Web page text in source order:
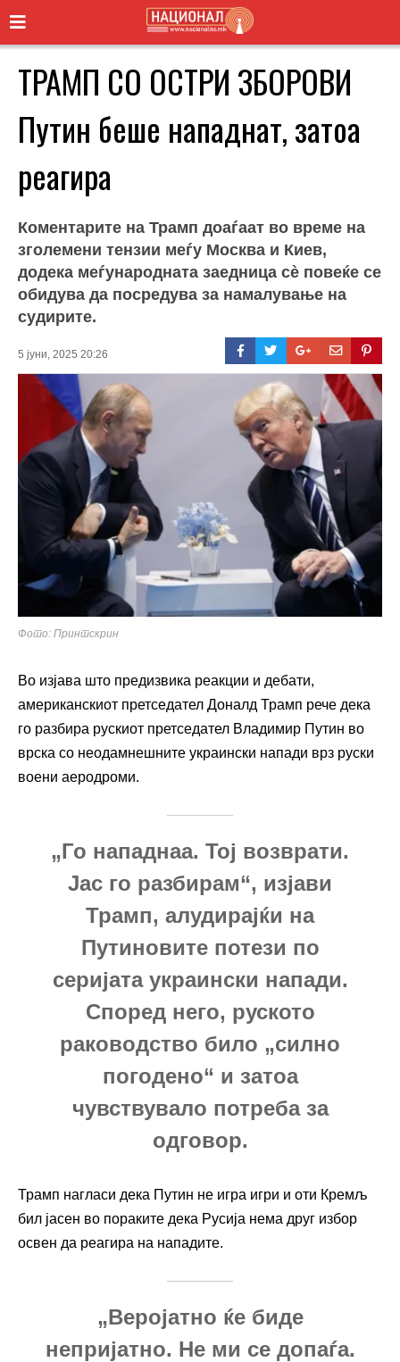
ТРАМП СО ОСТРИ ЗБОРОВИ
Путин беше нападнат, затоа
реагира
Коментарите на Трамп доаѓаат во време на
зголемени тензии меѓу Москва и Киев,
додека меѓународната заедница сè повеќе се
обидува да посредува за намалување на
судирите.
5 јуни, 2025 20:26
Фото: Принтскрин
Во изјава што предизвика реакции и дебати,
американскиот претседател Доналд Трамп рече дека
го разбира рускиот претседател Владимир Путин во
врска со неодамнешните украински напади врз руски
воени аеродроми.
„Го нападнаа. Тој возврати.
Јас го разбирам“, изјави
Трамп, алудирајќи на
Путиновите потези по
серијата украински напади.
Според него, руското
раководство било „силно
погодено“ и затоа
чувствувало потреба за
одговор.
Трамп нагласи дека Путин не игра игри и оти Кремљ
бил јасен во пораките дека Русија нема друг избор
освен да реагира на нападите.
„Веројатно ќе биде
непријатно. Не ми се допаѓа.